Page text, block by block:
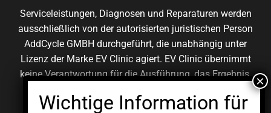
Serviceleistungen, Diagnosen und Reparaturen werden
ausschließlich von der autorisierten juristischen Person
AddCycle GMBH durchgeführt, die unabhängig unter
Lizenz der Marke EV Clinic agiert. EV Clinic übernimmt
keine Verantwortung für die Ausführung, das Ergebnis,
Schäden im Zusammenhang mit der erbrachten